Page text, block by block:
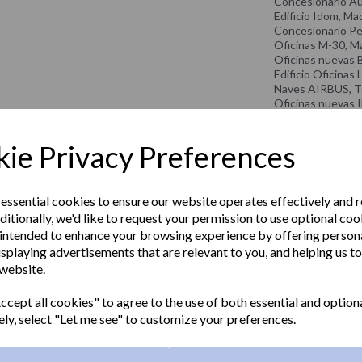
Privacy Preferences
cookies to ensure our website operates effectively and
we'd like to request your permission to use optional
to enhance your browsing experience by offering
advertisements that are relevant to you, and helping us
all cookies" to agree to the use of both essential and
select "Let me see" to customize your preferences.
Roca
Edificio Idom,
Concesionario
Oficinas M-30,
Oficinas nuevas
Edificio Oficinas
Naves AIRBUS,
Oficinas nuevas
Hard Rock,
La Burguería,
Kentucky Fried
Burguer King
CULTURAL
Centro
Teatre Condal
Museu de les
Centre d’ Arts